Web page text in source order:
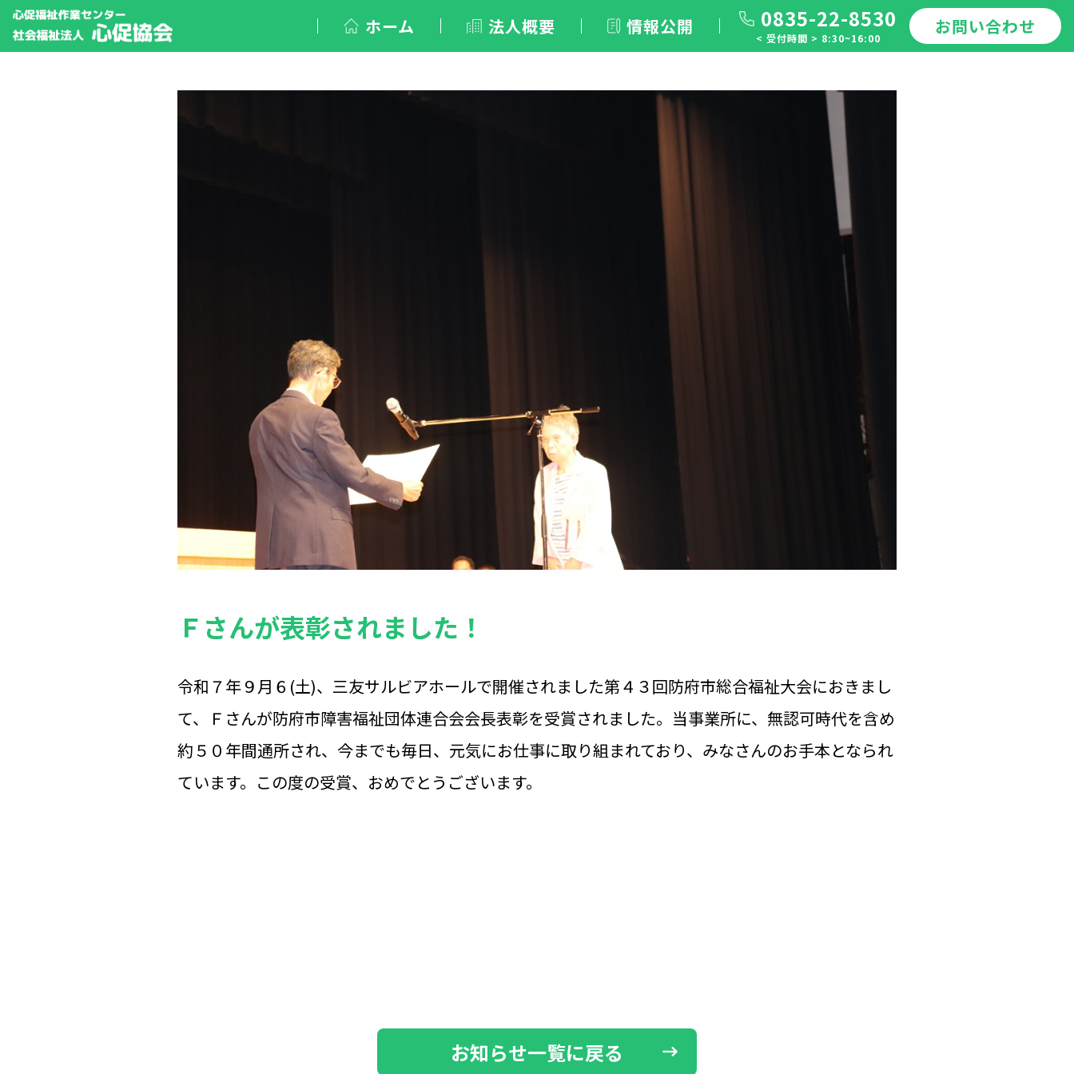
ホーム 法人概要 情報公開 0835-22-8530
< 受付時間 > 8:30~16:00 お問い合わせ
Ｆさんが表彰されました！
令和７年９月６(土)、三友サルビアホールで開催されました第４３回防府市総合福祉大会におきまし
て、Ｆさんが防府市障害福祉団体連合会会長表彰を受賞されました。当事業所に、無認可時代を含め
約５０年間通所され、今までも毎日、元気にお仕事に取り組まれており、みなさんのお手本となられ
ています。この度の受賞、おめでとうございます。
お知らせ一覧に戻る